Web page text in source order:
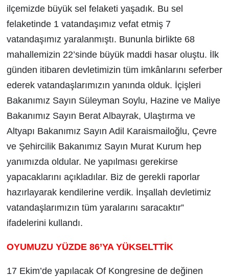
ilçemizde büyük sel felaketi yaşadık. Bu sel
felaketinde 1 vatandaşımız vefat etmiş 7
vatandaşımız yaralanmıştı. Bununla birlikte 68
mahallemizin 22’sinde büyük maddi hasar oluştu. İlk
günden itibaren devletimizin tüm imkânlarını seferber
ederek vatandaşlarımızın yanında olduk. İçişleri
Bakanımız Sayın Süleyman Soylu, Hazine ve Maliye
Bakanımız Sayın Berat Albayrak, Ulaştırma ve
Altyapı Bakanımız Sayın Adil Karaismailoğlu, Çevre
ve Şehircilik Bakanımız Sayın Murat Kurum hep
yanımızda oldular. Ne yapılması gerekirse
yapacaklarını açıkladılar. Biz de gerekli raporlar
hazırlayarak kendilerine verdik. İnşallah devletimiz
vatandaşlarımızın tüm yaralarını saracaktır”
ifadelerini kullandı.
OYUMUZU YÜZDE 86’YA YÜKSELTTİK
17 Ekim’de yapılacak Of Kongresine de değinen